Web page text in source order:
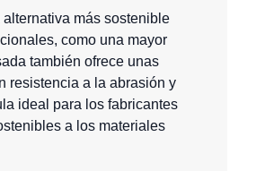
más sostenible
como una mayor
también ofrece unas
resistencia a la abrasión y
ideal para los fabricantes
a los materiales